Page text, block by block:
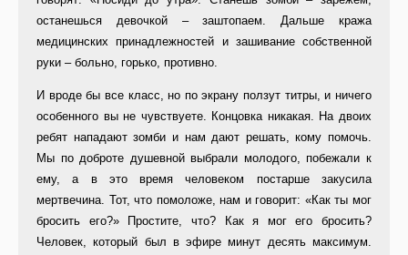
останешься девочкой – заштопаем. Дальше кража
медицинских принадлежностей и зашивание собственной
руки – больно, горько, противно.
И вроде бы все класс, но по экрану ползут титры, и ничего
особенного вы не чувствуете. Концовка никакая. На двоих
ребят нападают зомби и нам дают решать, кому помочь.
Мы по доброте душевной выбрали молодого, побежали к
ему, а в это время человеком постарше закусила
мертвечина. Тот, что помоложе, нам и говорит: «Как ты мог
бросить его?» Простите, что? Как я мог его бросить?
Человек, который был в эфире минут десять максимум.